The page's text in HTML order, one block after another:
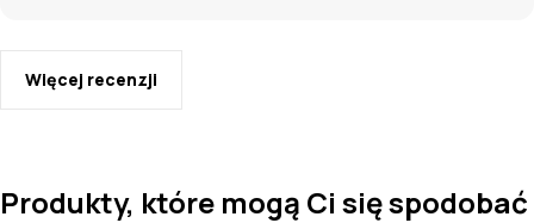
Więcej recenzji
Produkty, które mogą Ci się spodobać